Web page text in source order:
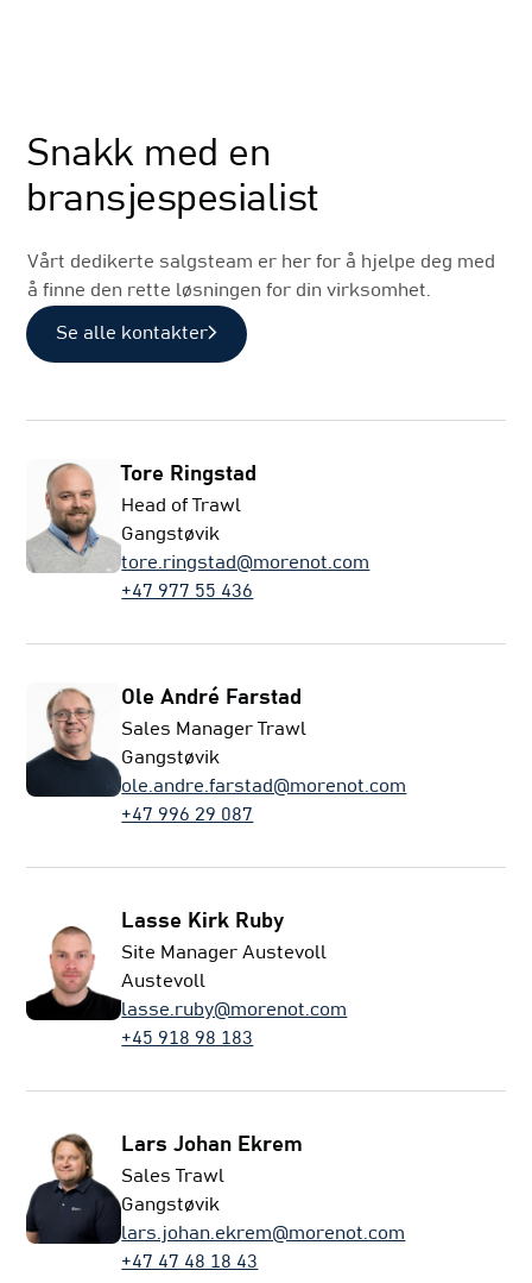
Snakk med en
bransjespesialist
Vårt dedikerte salgsteam er her for å hjelpe deg med
å finne den rette løsningen for din virksomhet.
Se alle kontakter
Tore Ringstad
Head of Trawl
Gangstøvik
tore.ringstad@morenot.com
+47 977 55 436
Ole André Farstad
Sales Manager Trawl
Gangstøvik
ole.andre.farstad@morenot.com
+47 996 29 087
Lasse Kirk Ruby
Site Manager Austevoll
Austevoll
lasse.ruby@morenot.com
+45 918 98 183
Lars Johan Ekrem
Sales Trawl
Gangstøvik
lars.johan.ekrem@morenot.com
+47 47 48 18 43